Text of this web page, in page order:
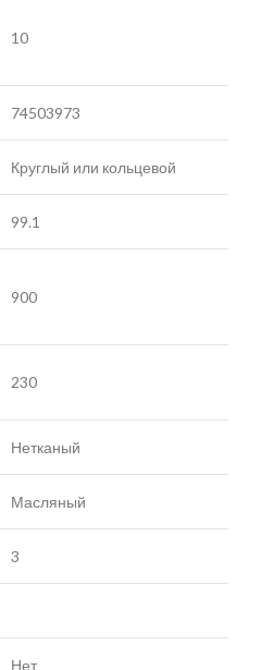
10
74503973
Круглый или кольцевой
99.1
900
230
Нетканый
Масляный
3
Нет